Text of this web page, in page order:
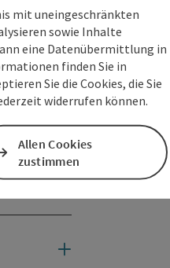
mit uneingeschränkten
sowie Inhalte
eine Datenübermittlung in
finden Sie in
Sie die Cookies, die Sie
widerrufen können.
Allen Cookies
zustimmen